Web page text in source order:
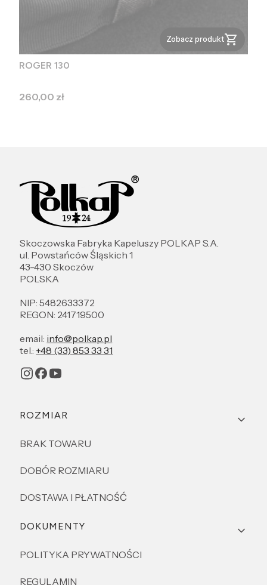
Zobacz produkt
ROGER 130
Cena
260,00 zł
Skoczowska Fabryka Kapeluszy POLKAP S.A.
ul. Powstańców Śląskich 1
43-430 Skoczów
POLSKA
NIP: 5482633372
REGON: 241719500
email: info@polkap.pl
tel.: +48 (33) 853 33 31
Linki w stopce
ROZMIAR
BRAK TOWARU
DOBÓR ROZMIARU
DOSTAWA I PŁATNOŚĆ
DOKUMENTY
POLITYKA PRYWATNOŚCI
REGULAMIN